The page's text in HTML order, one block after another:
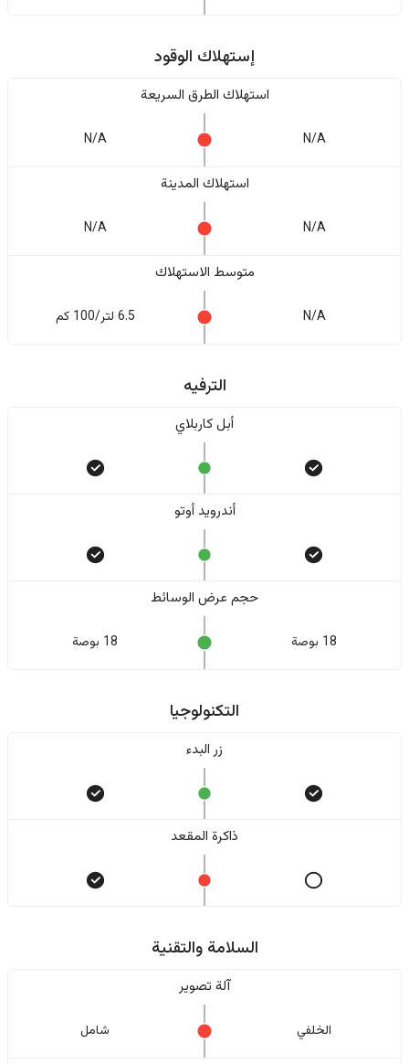
إستهلاك الوقود
استهلاك الطرق السريعة
N/A
N/A
استهلاك المدينة
N/A
N/A
متوسط الاستهلاك
N/A 6.5 لتر/100 كم
الترفيه
أبل كاربلاي
أندرويد أوتو
حجم عرض الوسائط
18 بوصة 18 بوصة
التكنولوجيا
زر البدء
ذاكرة المقعد
السلامة والتقنية
آلة تصوير
الخلفي شامل